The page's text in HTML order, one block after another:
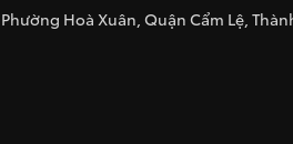
Hoà Xuân, Quận Cẩm Lệ,